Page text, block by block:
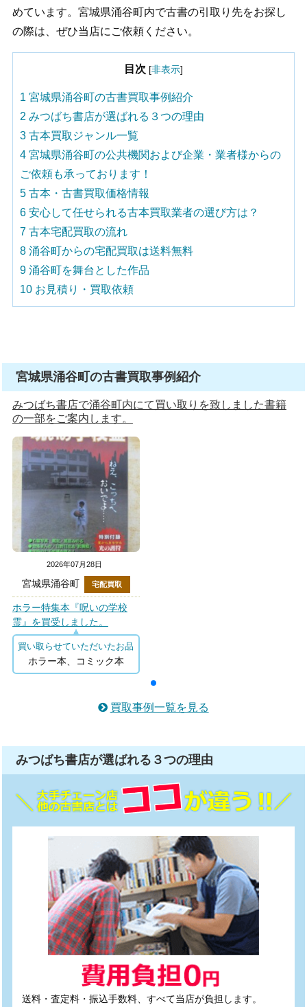
めています。宮城県涌谷町内で古書の引取り先をお探し
の際は、ぜひ当店にご依頼ください。
目次 [非表示]
1 宮城県涌谷町の古書買取事例紹介
2 みつばち書店が選ばれる３つの理由
3 古本買取ジャンル一覧
4 宮城県涌谷町の公共機関および企業・業者様からの
ご依頼も承っております！
5 古本・古書買取価格情報
6 安心して任せられる古本買取業者の選び方は？
7 古本宅配買取の流れ
8 涌谷町からの宅配買取は送料無料
9 涌谷町を舞台とした作品
10 お見積り・買取依頼
宮城県涌谷町の古書買取事例紹介
みつばち書店で涌谷町内にて買い取りを致しました書籍
の一部をご案内します。
2026年07月28日
宮城県涌谷町 宅配買取
ホラー特集本『呪いの学校
霊』を買受しました。
買い取らせていただいたお品
ホラー本、コミック本
買取事例一覧を見る
みつばち書店が選ばれる ３つの理由
送料・査定料・振込手数料、すべて当店が負担します。